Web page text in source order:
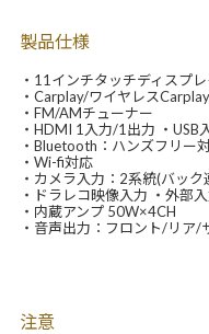
製品仕様
・11インチタッチディスプレ
・Carplay/ワイヤレス
・FM/AMチューナー
・HDMI 1入力/1出力 ・USB
・Bluetooth：ハンズフリー
・Wi-fi対応
・カメラ入力：2系統(バック
・ドラレコ映像入力 ・外部
・内蔵アンプ 50W×4CH
・音声出力：フロント/リア/
注意